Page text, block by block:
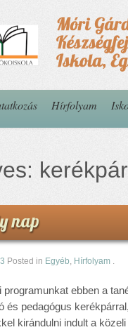
Hírfolyam
kerékpár
nap
Posted in Egyéb, Hírfolyam .
programunkat ebben a
és pedagógus
kirándulni indult a